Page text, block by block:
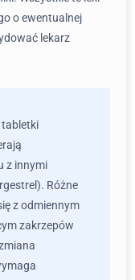
o ewentualnej
lekarz
tabletki
z innymi
Różne
z odmiennym
zakrzepów